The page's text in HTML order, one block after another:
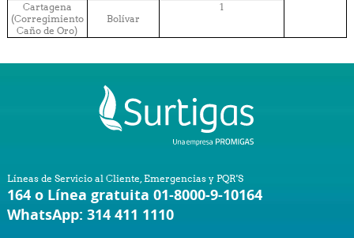
Cartagena
(Corregimiento
Caño de Oro)
Bolívar
1
Líneas de Servicio al Cliente, Emergencias y PQR'S
164 o Línea gratuita 01-8000-9-10164
WhatsApp: 314 411 1110